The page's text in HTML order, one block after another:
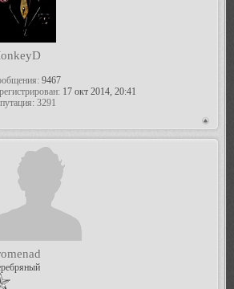
9467
17 окт 2014, 20:41
3291